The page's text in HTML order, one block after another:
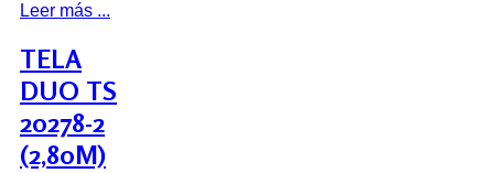
Leer más ...
TELA
DUO TS
20278-2
(2,80M)